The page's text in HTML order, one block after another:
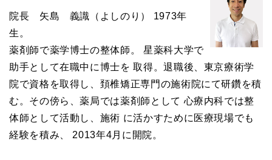
院長 矢島 義識（よしのり） 1973年
生。
薬剤師で薬学博士の整体師。 星薬科大学で
助手として在職中に博士を 取得。退職後、東京療術学
院で資格を取得し、頚椎矯正専門の施術院にて研鑽を積
む。その傍ら、薬局では薬剤師として 心療内科では整
体師として活動し、施術 に活かすために医療現場でも
経験を積み、 2013年4月に開院。